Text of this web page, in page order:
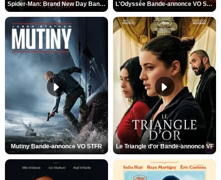
Spider-Man: Brand New Day Bande-annonce VO STFR L'Odyssée Bande-annonce VO STFR
Mutiny Bande-annonce VO STFR Le Triangle d'or Bande-annonce VF